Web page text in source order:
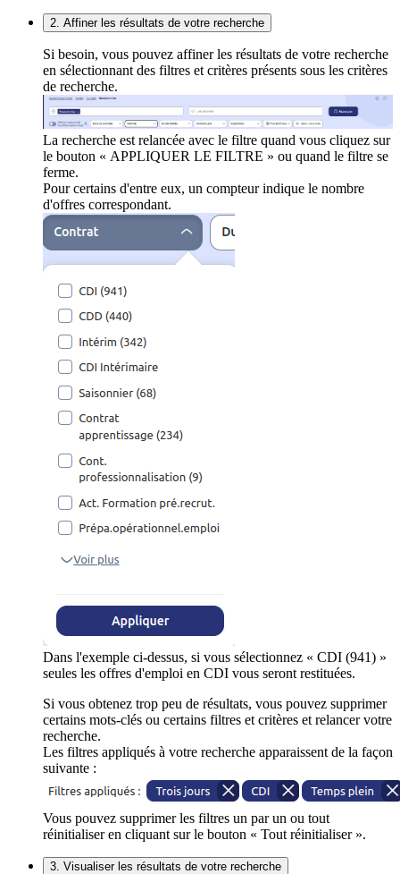
2. Affiner les résultats de votre recherche
Si besoin, vous pouvez affiner les résultats de votre recherche
en sélectionnant des filtres et critères présents sous les critères
de recherche.
La recherche est relancée avec le filtre quand vous cliquez sur
le bouton « APPLIQUER LE FILTRE » ou quand le filtre se
ferme.
Pour certains d'entre eux, un compteur indique le nombre
d'offres correspondant.
Dans l'exemple ci-dessus, si vous sélectionnez « CDI (941) »
seules les offres d'emploi en CDI vous seront restituées.
Si vous obtenez trop peu de résultats, vous pouvez supprimer
certains mots-clés ou certains filtres et critères et relancer votre
recherche.
Les filtres appliqués à votre recherche apparaissent de la façon
suivante :
Vous pouvez supprimer les filtres un par un ou tout
réinitialiser en cliquant sur le bouton « Tout réinitialiser ».
3. Visualiser les résultats de votre recherche